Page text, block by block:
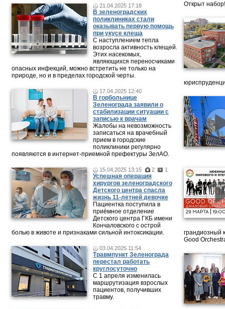
21.04.2025 17:18
В зеленоградских
поликлиниках стали
оказывать первую помощь
при укусе клеща
С наступлением тепла
возросла активность клещей.
Этих насекомых,
являющихся переносчиками
опасных инфекций, можно встретить не только на
природе, но и в пределах городской черты.
17.04.2025 12:40
В горбольнице
Зеленограда заявили о
стабилизации ситуации с
записью к врачам
Жалобы на невозможность
записаться на врачебный
прием в городские
поликлиники регулярно
появляются в интернет-приемной префектуры ЗелАО.
15.04.2025 13:15 2 1
Успешная операция
хирургов зеленоградского
Детского центра спасла
жизнь 11-летней девочке
Пациентка поступила в
приёмное отделение
Детского центра ГКБ имени
Кончаловского с острой
болью в животе и признаками сильной интоксикации.
03.04.2025 11:54
Травмпункт Зеленограда
перестал работать
круглосуточно
С 1 апреля изменилась
маршрутизация взрослых
пациентов, получивших
травму.
Открыт набор!
грандиозный
Good